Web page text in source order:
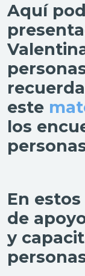
Aquí
este
los
En
de
y